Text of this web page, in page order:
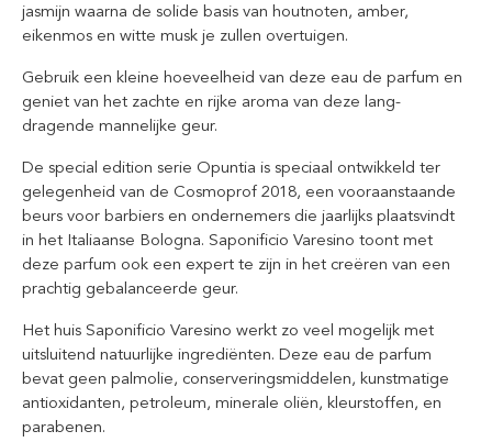
jasmijn waarna de solide basis van houtnoten, amber,
eikenmos en witte musk je zullen overtuigen.
Gebruik een kleine hoeveelheid van deze eau de parfum en
geniet van het zachte en rijke aroma van deze lang-
dragende mannelijke geur.
De special edition serie Opuntia is speciaal ontwikkeld ter
gelegenheid van de Cosmoprof 2018, een vooraanstaande
beurs voor barbiers en ondernemers die jaarlijks plaatsvindt
in het Italiaanse Bologna. Saponificio Varesino toont met
deze parfum ook een expert te zijn in het creëren van een
prachtig gebalanceerde geur.
Het huis Saponificio Varesino werkt zo veel mogelijk met
uitsluitend natuurlijke ingrediënten. Deze eau de parfum
bevat geen palmolie, conserveringsmiddelen, kunstmatige
antioxidanten, petroleum, minerale oliën, kleurstoffen, en
parabenen.